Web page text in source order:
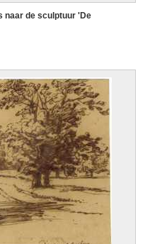
naar de sculptuur 'De